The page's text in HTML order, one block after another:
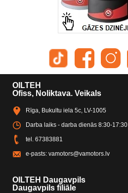
OILTEH
Ofiss, Noliktava. Veikals
Rīga, Bukultu iela 5c, LV-1005
Darba laiks - darba dienās 8:30-17:30
tel. 67383881
e-pasts: vamotors@vamotors.lv
OILTEH Daugavpils
Daugavpils filiāle